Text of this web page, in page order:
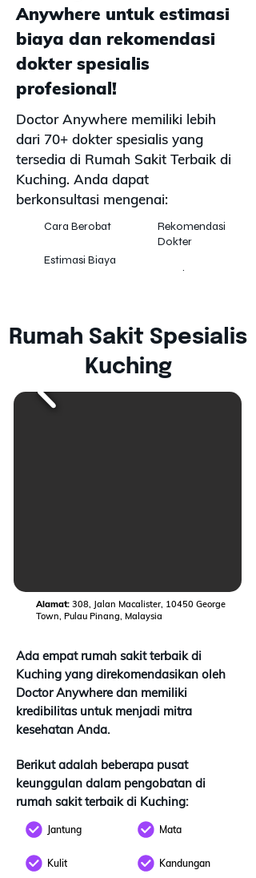
Anywhere untuk estimasi
biaya dan rekomendasi
dokter spesialis
profesional!
Doctor Anywhere memiliki lebih
dari 70+ dokter spesialis yang
tersedia di Rumah Sakit Terbaik di
Kuching. Anda dapat
berkonsultasi mengenai:
Cara Berobat
Estimasi Biaya
Rekomendasi
Dokter
Appointment
Mulai Konsultasi Gratis
Rumah Sakit Spesialis
Kuching
Alamat: 308, Jalan Macalister, 10450 George
Town, Pulau Pinang, Malaysia
Ada empat rumah sakit terbaik di
Kuching yang direkomendasikan oleh
Doctor Anywhere dan memiliki
kredibilitas untuk menjadi mitra
kesehatan Anda.
Berikut adalah beberapa pusat
keunggulan dalam pengobatan di
rumah sakit terbaik di Kuching:
Jantung
Kulit
Mata
Kandungan